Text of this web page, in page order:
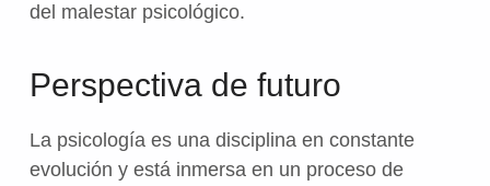
del malestar psicológico.
Perspectiva de futuro
La psicología es una disciplina en constante
evolución y está inmersa en un proceso de